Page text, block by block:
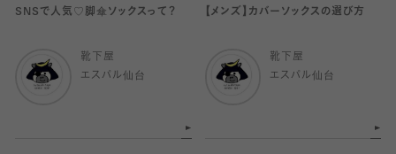
SNSで人気♡脚傘ソックスって？
靴下屋
エスパル仙台
【メンズ】カバーソックスの選び方
靴下屋
エスパル仙台